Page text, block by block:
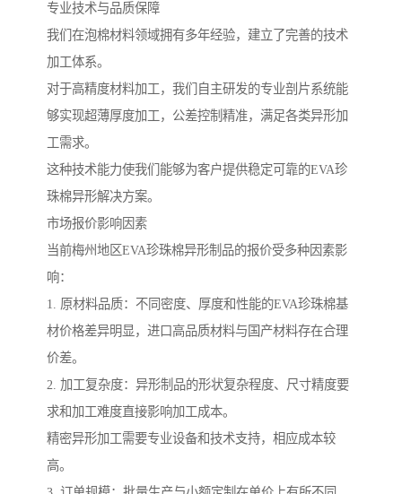
专业技术与品质保障
我们在泡棉材料领域拥有多年经验，建立了完善的技术
加工体系。
对于高精度材料加工，我们自主研发的专业剖片系统能
够实现超薄厚度加工，公差控制精准，满足各类异形加
工需求。
这种技术能力使我们能够为客户提供稳定可靠的EVA珍
珠棉异形解决方案。
市场报价影响因素
当前梅州地区EVA珍珠棉异形制品的报价受多种因素影
响：
1. 原材料品质：不同密度、厚度和性能的EVA珍珠棉基
材价格差异明显，进口高品质材料与国产材料存在合理
价差。
2. 加工复杂度：异形制品的形状复杂程度、尺寸精度要
求和加工难度直接影响加工成本。
精密异形加工需要专业设备和技术支持，相应成本较
高。